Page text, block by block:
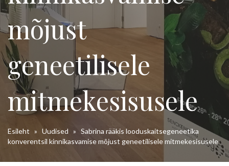
mõjust
geneetilisele
mitmekesisusele
Esileht » Uudised » Sabrina rääkis looduskaitsegeneetika
konverentsil kinnikasvamise mõjust geneetilisele mitmekesisusele